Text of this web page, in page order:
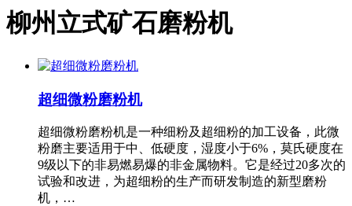
柳州立式矿石磨粉机
超细微粉磨粉机
超细微粉磨粉机是一种细粉及超细粉的加工设备，此微
粉磨主要适用于中、低硬度，湿度小于6%，莫氏硬度在
9级以下的非易燃易爆的非金属物料。它是经过20多次的
试验和改进，为超细粉的生产而研发制造的新型磨粉
机，…